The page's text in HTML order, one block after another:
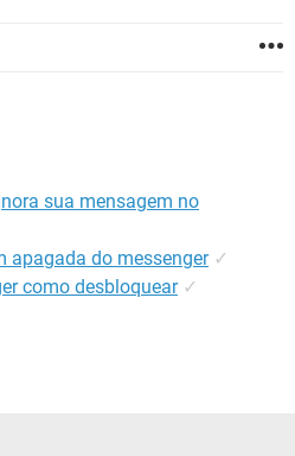
sua mensagem no
apagada do messenger ✓
como desbloquear ✓